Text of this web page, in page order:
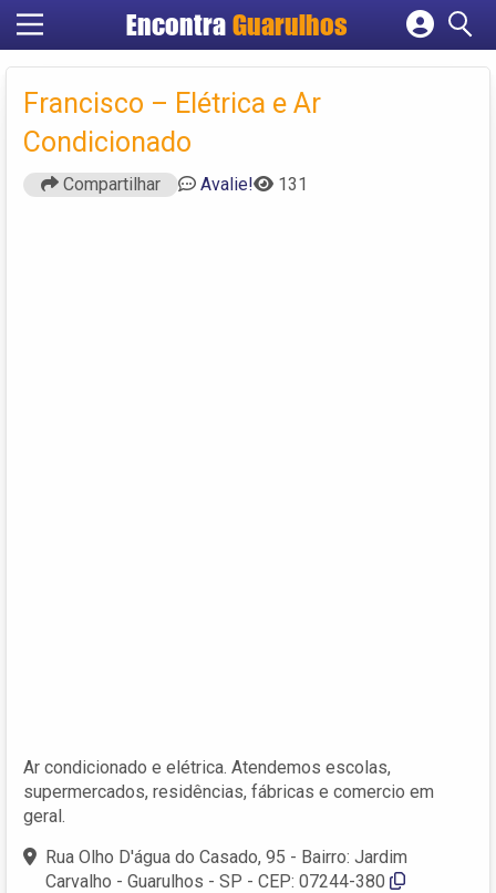
Encontra Guarulhos
Cadastrar empresa
Criar conta
Francisco – Elétrica e Ar
Condicionado
Compartilhar Avalie! 131
Ar condicionado e elétrica. Atendemos escolas,
supermercados, residências, fábricas e comercio em
geral.
Rua Olho D'água do Casado, 95 - Bairro: Jardim
Carvalho - Guarulhos - SP - CEP: 07244-380